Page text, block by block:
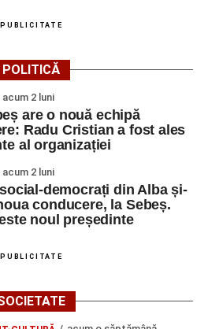
pe timpul nopții, în contextul
al Guvernului Bolojan
2026, Râpa Roșie găzduiește
a concursului „CicloAventurier
cadrul String Symphonic Camp
și aplauze la Sebeș
PUBLICITATE
POLITICĂ
acum 2 luni
are o nouă echipă
Radu Cristian a fost ales
al organizației
acum 2 luni
democrați din Alba și-
conducere, la Sebeș.
noul președinte
PUBLICITATE